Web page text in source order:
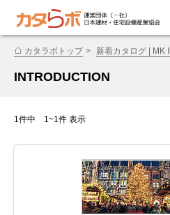
カタラボトップ 新着カタログ | MK
INTRODUCTION
1件中 1~1件 表示